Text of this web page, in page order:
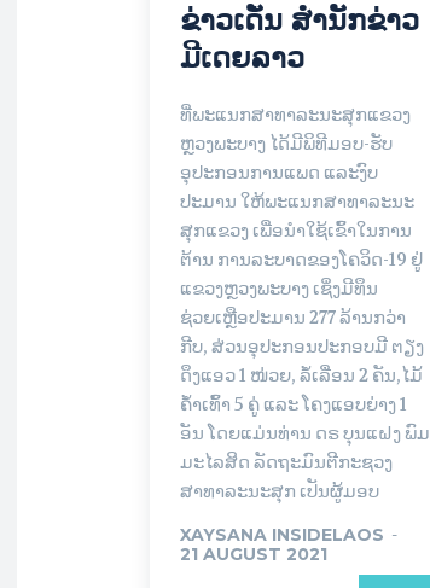
ຂ່າວເດັ່ນ ສຳນັກຂ່າວ
ມີເດຍລາວ
ທີ່ພະແນກສາທາລະນະສຸກແຂວງ
ຫຼວງພະບາງ ໄດ້ມີພິທີມອບ-ຮັບ
ອຸປະກອນການແພດ ແລະງົບ
ປະມານ ໃຫ້ພະແນກສາທາລະນະ
ສຸກແຂວງ ເພື່ອນໍາໃຊ້ເຂົ້າໃນການ
ຕ້ານ ການລະບາດຂອງໂຄວິດ-19 ຢູ່
ແຂວງຫຼວງພະບາງ ເຊິ່ງມີທຶນ
ຊ່ວຍເຫຼືອປະມານ 277 ລ້ານກວ່າ
ກີບ, ສ່ວນອຸປະກອນປະກອບມີ ຕຽງ
ດຶງແອວ 1 ໜ່ວຍ, ລໍ້ເລື່ອນ 2 ຄັນ,ໄມ້
ຄໍ້າເທົ້າ 5 ຄູ່ ແລະ ໂຄງແອບຍ່າງ 1
ອັນ ໂດຍແມ່ນທ່ານ ດຣ ບຸນແຝງ ພົມ
ມະໄລສິດ ລັດຖະມົນຕີກະຊວງ
ສາທາລະນະສຸກ ເປັນຜູ້ມອບ
XAYSANA INSIDELAOS -
21 AUGUST 2021